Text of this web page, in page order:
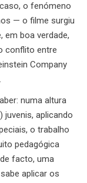
o fenómeno
— o filme surgiu
em boa verdade,
conflito entre
Company
numa altura
aplicando
o trabalho
pedagógica
facto, uma
aplicar os